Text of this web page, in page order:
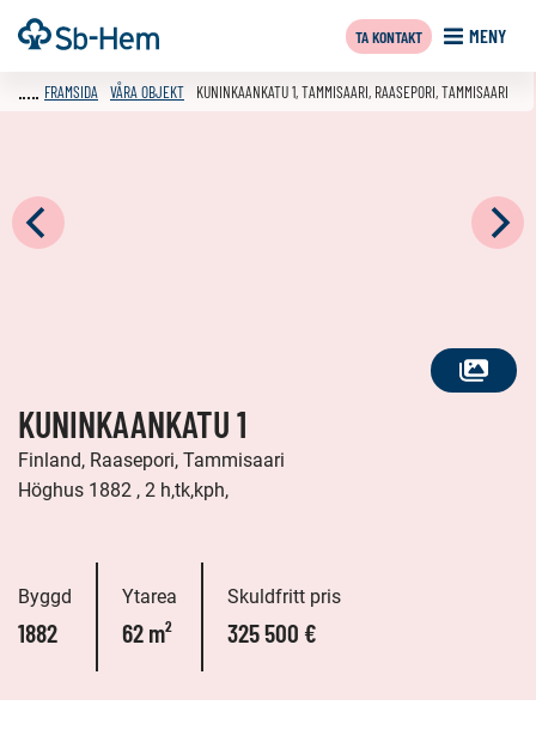
Till
innehållet
Framsida MENY
TA KONTAKT
SE
FRAMSIDA VÅRA OBJEKT KUNINKAANKATU 1, TAMMISAARI, RAASEPORI, TAMMISAARI
KUNINKAANKATU 1
Finland, Raasepori, Tammisaari
Höghus 1882 , 2 h,tk,kph,
Byggd
1882
Ytarea
62 m²
Skuldfritt pris
325 500 €